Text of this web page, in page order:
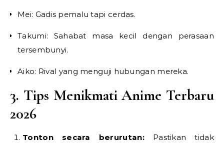
Mei: Gadis pemalu tapi cerdas.
Takumi: Sahabat masa kecil dengan perasaan
tersembunyi.
Aiko: Rival yang menguji hubungan mereka.
3. Tips Menikmati Anime Terbaru
2026
Tonton secara berurutan:Pastikan tidak